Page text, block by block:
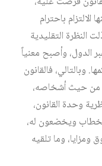
باحترام
النظرة التقليدية
الدول، وأصبح معنياً
وبالتالي، فالقانون
من حيث أشخاصه،
وحدة القانون،
ويخضعون له،
وما تلقيه